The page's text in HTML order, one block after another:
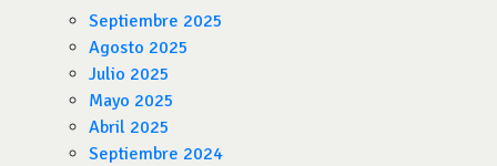
Septiembre 2025
Agosto 2025
Julio 2025
Mayo 2025
Abril 2025
Septiembre 2024